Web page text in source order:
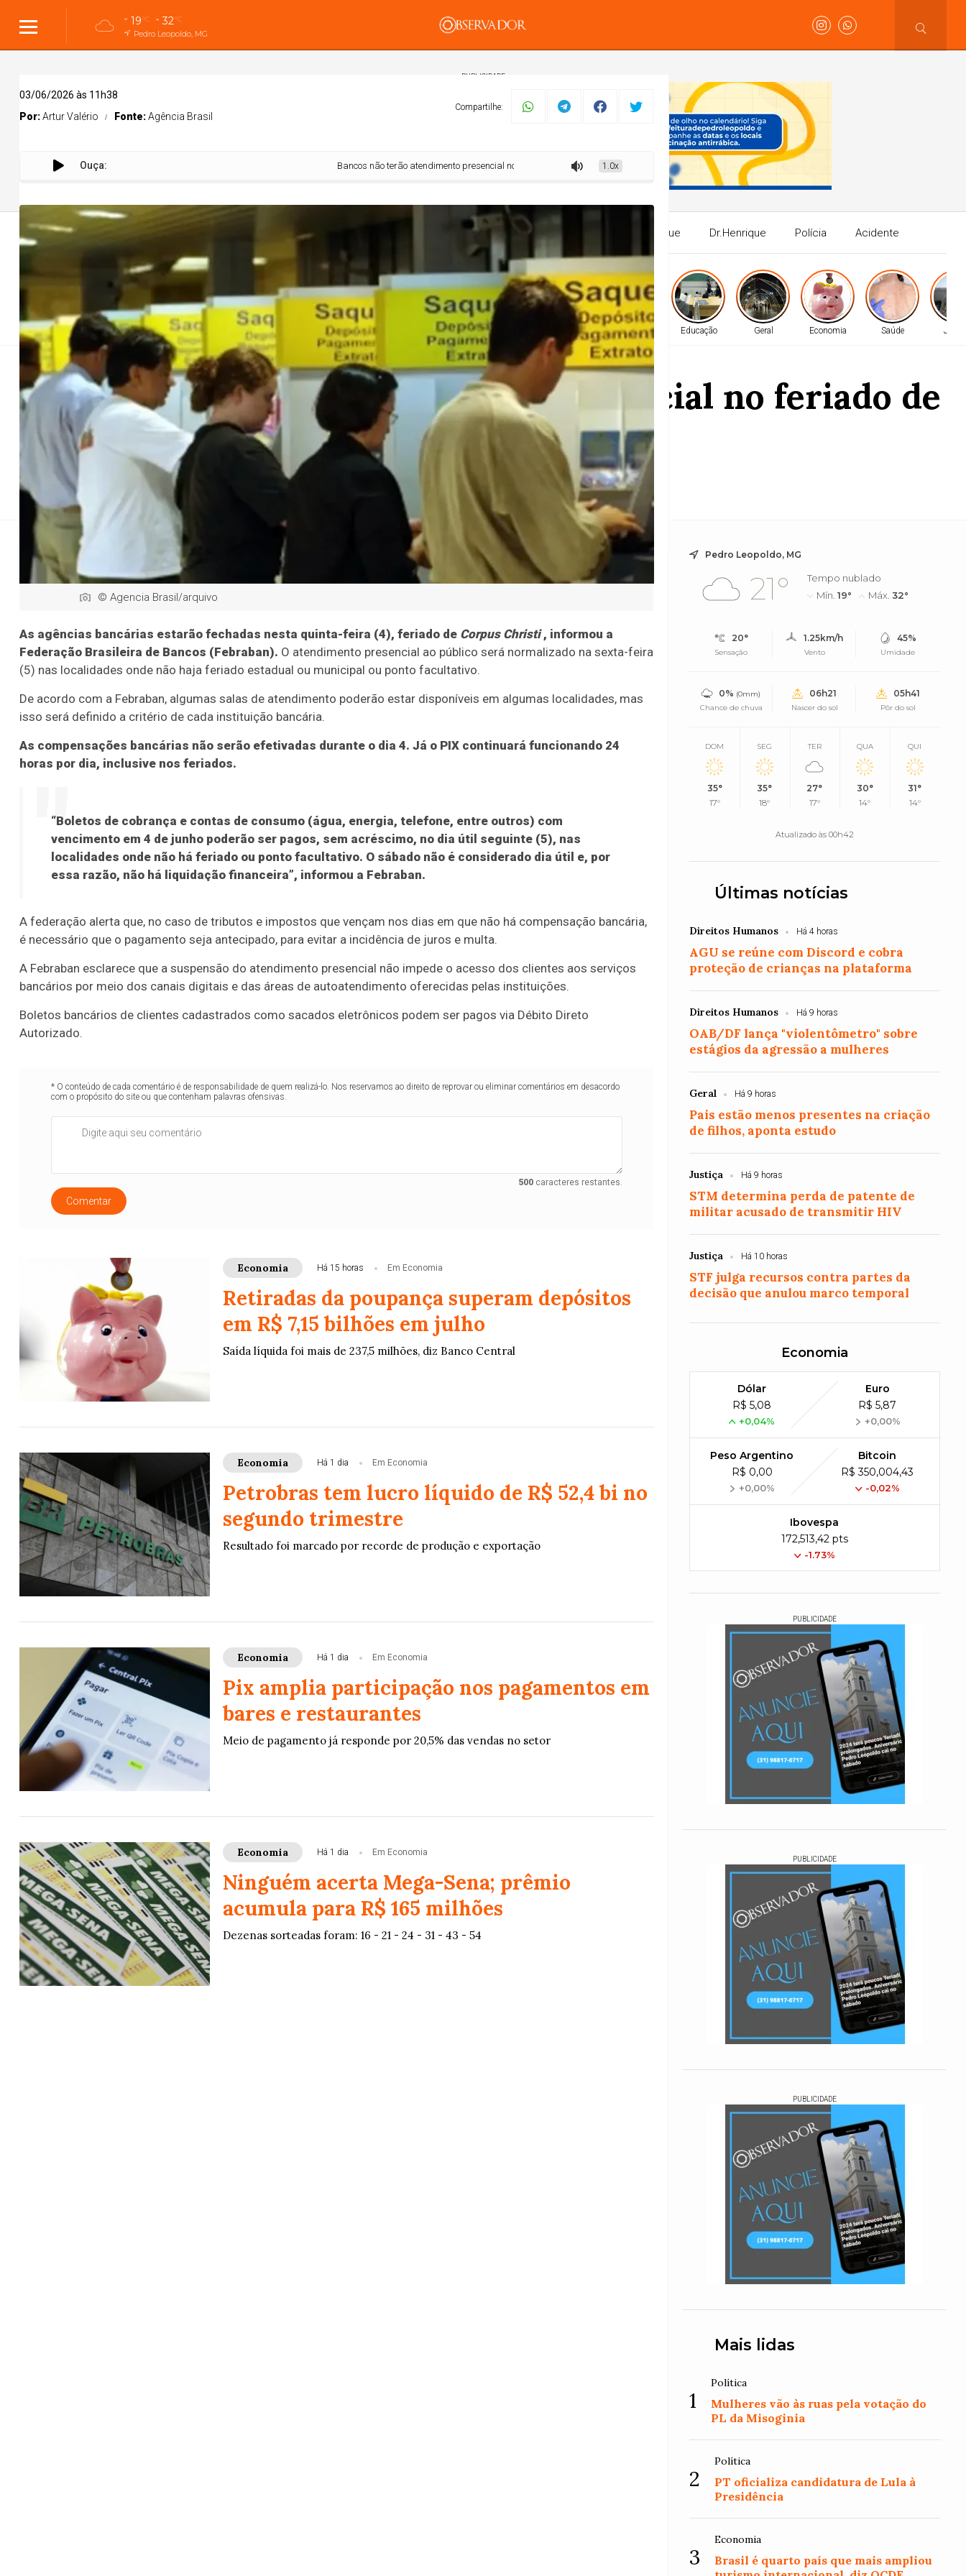
19°C 32°C
Pedro Leopoldo, MG
PUBLICIDADE
Cidades Cidades Entretenimento Economia Dr.Henrique Dr.Henrique Polícia Acidente
Direitos Humanos Direitos Humanos Geral Justiça Política Educação Justiça Justiça Educação Geral Economia Saúde
Bancos não terão atendimento presencial no feriado de
Corpus Christi
PIX funcionará 24 horas por dia
03/06/2026 às 11h38
Por:Artur Valério Fonte:Agência Brasil
Compartilhe:
Ouça: Bancos não terão atendimento presencial no feriado de Corpus Christi 1.0x
© Agencia Brasil/arquivo
As agências bancárias estarão fechadas nesta quinta-feira (4), feriado de Corpus Christi, informou a
Federação Brasileira de Bancos (Febraban). O atendimento presencial ao público será normalizado na sexta-feira
(5) nas localidades onde não haja feriado estadual ou municipal ou ponto facultativo.
De acordo com a Febraban, algumas salas de atendimento poderão estar disponíveis em algumas localidades, mas
isso será definido a critério de cada instituição bancária.
As compensações bancárias não serão efetivadas durante o dia 4. Já o PIX continuará funcionando 24
horas por dia, inclusive nos feriados.
“Boletos de cobrança e contas de consumo (água, energia, telefone, entre outros) com
vencimento em 4 de junho poderão ser pagos, sem acréscimo, no dia útil seguinte (5), nas
localidades onde não há feriado ou ponto facultativo. O sábado não é considerado dia útil e, por
essa razão, não há liquidação financeira”, informou a Febraban.
A federação alerta que, no caso de tributos e impostos que vençam nos dias em que não há compensação bancária,
é necessário que o pagamento seja antecipado, para evitar a incidência de juros e multa.
A Febraban esclarece que a suspensão do atendimento presencial não impede o acesso dos clientes aos serviços
bancários por meio dos canais digitais e das áreas de autoatendimento oferecidas pelas instituições.
Boletos bancários de clientes cadastrados como sacados eletrônicos podem ser pagos via Débito Direto
Autorizado.
* O conteúdo de cada comentário é de responsabilidade de quem realizá-lo. Nos reservamos ao direito de reprovar ou eliminar comentários em desacordo
com o propósito do site ou que contenham palavras ofensivas.
500caracteres restantes.
Comentar
Economia Há 15 horas Em Economia
Retiradas da poupança superam depósitos
em R$ 7,15 bilhões em julho
Saída líquida foi mais de 237,5 milhões, diz Banco Central
Economia Há 1 dia Em Economia
Petrobras tem lucro líquido de R$ 52,4 bi no
segundo trimestre
Resultado foi marcado por recorde de produção e exportação
Economia Há 1 dia Em Economia
Pix amplia participação nos pagamentos em
bares e restaurantes
Meio de pagamento já responde por 20,5% das vendas no setor
Economia Há 1 dia Em Economia
Ninguém acerta Mega-Sena; prêmio
acumula para R$ 165 milhões
Dezenas sorteadas foram: 16 - 21 - 24 - 31 - 43 - 54
Pedro Leopoldo, MG
21°
Tempo nublado
Mín.19° Máx.32°
20°
Sensação
1.25km/h
Vento
45%
Umidade
0% (0mm)
Chance de chuva
06h21
Nascer do sol
05h41
Pôr do sol
DOM
35°
17°
SEG
35°
18°
TER
27°
17°
QUA
30°
14°
QUI
31°
14°
Atualizado às 00h42
Últimas notícias
Direitos Humanos Há 4 horas
AGU se reúne com Discord e cobra
proteção de crianças na plataforma
Direitos Humanos Há 9 horas
OAB/DF lança "violentômetro" sobre
estágios da agressão a mulheres
Geral Há 9 horas
Pais estão menos presentes na criação
de filhos, aponta estudo
Justiça Há 9 horas
STM determina perda de patente de
militar acusado de transmitir HIV
Justiça Há 10 horas
STF julga recursos contra partes da
decisão que anulou marco temporal
Economia
Dólar
R$ 5,08
+0,04%
Euro
R$ 5,87
+0,00%
Peso Argentino
R$ 0,00
+0,00%
Bitcoin
R$ 350,004,43
-0,02%
Ibovespa
172,513,42 pts
-1.73%
PUBLICIDADE
PUBLICIDADE
PUBLICIDADE
Mais lidas
1
Política
Mulheres vão às ruas pela votação do
PL da Misoginia
2
Política
PT oficializa candidatura de Lula à
Presidência
3
Economia
Brasil é quarto país que mais ampliou